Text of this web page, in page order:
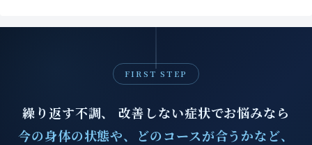
FIRST STEP
繰り返す不調、 改善しない症状でお悩みなら
今の身体の状態や、どのコースが合うかなど、